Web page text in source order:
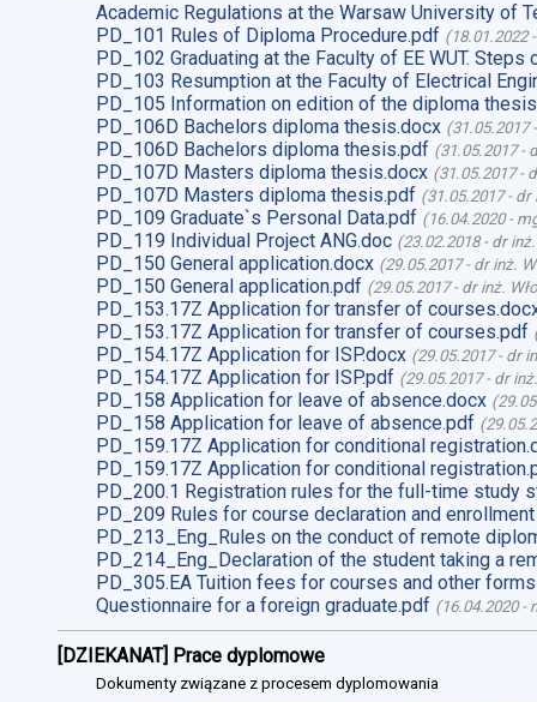
Academic Regulations at the Warsaw University of
PD_101 Rules of Diploma Procedure.pdf (18.01.2022
PD_102 Graduating at the Faculty of EE WUT.
PD_103 Resumption at the Faculty of Electrical
PD_105 Information on edition of the diploma
PD_106D Bachelors diploma thesis.docx (31.05.2017
PD_106D Bachelors diploma thesis.pdf (31.05.2017-
PD_107D Masters diploma thesis.docx (31.05.2017-
PD_107D Masters diploma thesis.pdf (31.05.2017- dr
PD_109 Graduate`s Personal Data.pdf (16.04.2020-
PD_119 Individual Project ANG.doc (23.02.2018- dr
PD_150 General application.docx (29.05.2017- dr inż.
PD_150 General application.pdf (29.05.2017- dr inż.
PD_153.17Z Application for transfer of
PD_153.17Z Application for transfer of courses.pdf
PD_154.17Z Application for ISP.docx (29.05.2017- dr
PD_154.17Z Application for ISP.pdf (29.05.2017- dr
PD_158 Application for leave of absence.docx (
PD_158 Application for leave of absence.pdf (
PD_159.17Z Application for conditional
PD_159.17Z Application for conditional
PD_200.1 Registration rules for the full-time study
PD_209 Rules for course declaration and
PD_213_Eng_Rules on the conduct of remote
PD_214_Eng_Declaration of the student taking a
PD_305.EA Tuition fees for courses and other
Questionnaire for a foreign graduate.pdf (16.04.2020-
[DZIEKANAT] Prace dyplomowe
Dokumenty związane z procesem dyplomowania